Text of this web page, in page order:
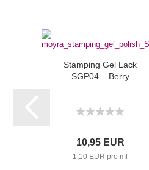
Stamping Gel Lack
SGP04 – Berry
10,95 EUR
1,10 EUR pro ml